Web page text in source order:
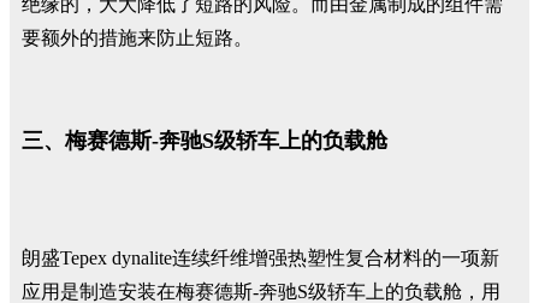
绝缘的，大大降低了短路的风险。而由金属制成的组件需
要额外的措施来防止短路。
三、梅赛德斯-奔驰S级轿车上的负载舱
朗盛Tepex dynalite连续纤维增强热塑性复合材料的一项新
应用是制造安装在梅赛德斯-奔驰S级轿车上的负载舱，用